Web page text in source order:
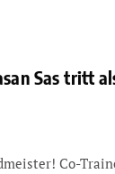
Sas tritt
Co-